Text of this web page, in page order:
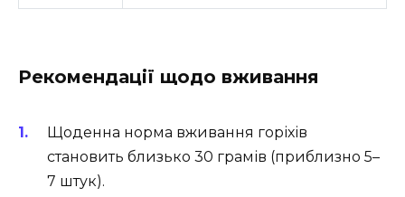
Рекомендації щодо вживання
Щоденна норма вживання горіхів
становить близько 30 грамів (приблизно 5–
7 штук).